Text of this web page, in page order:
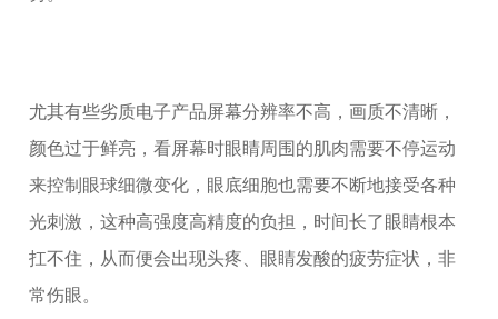
尤其有些劣质电子产品屏幕分辨率不高，画质不清晰，
颜色过于鲜亮，看屏幕时眼睛周围的肌肉需要不停运动
来控制眼球细微变化，眼底细胞也需要不断地接受各种
光刺激，这种高强度高精度的负担，时间长了眼睛根本
扛不住，从而便会出现头疼、眼睛发酸的疲劳症状，非
常伤眼。